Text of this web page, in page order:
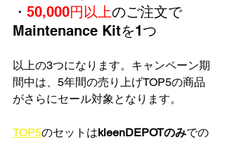
・ 50,000円以上のご注文で
Maintenance Kitを1つ
以上の3つになります。キャンペーン期
間中は、5年間の売り上げTOP5の商品
がさらにセール対象となります。
TOP5のセットはkleenDEPOTのみでの